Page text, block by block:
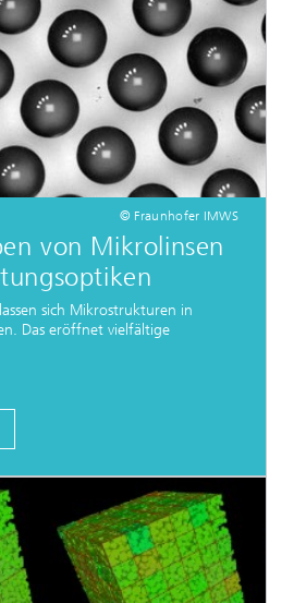
© Fraunhofer IMWS
von Mikrolinsen
sich Mikrostrukturen in
Das eröffnet vielfältige